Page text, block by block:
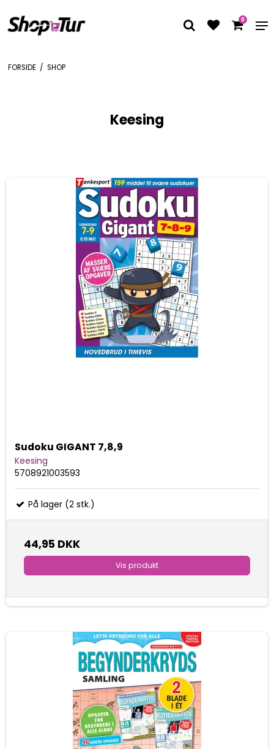
0
FORSIDE / SHOP
Keesing
Sudoku GIGANT 7,8,9
Keesing
5708921003593
På lager (2 stk.)
44,95 DKK
Vis produkt